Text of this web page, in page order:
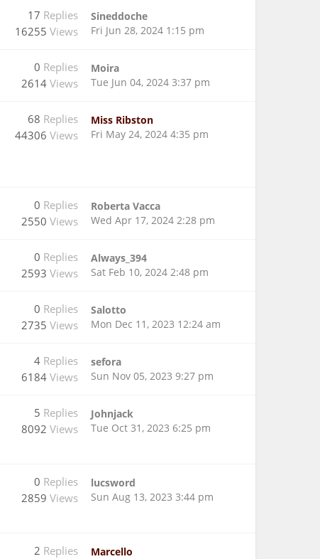
17 Replies
16255 Views
Sineddoche
Fri Jun 28, 2024 1:15 pm
0 Replies
2614 Views
Moira
Tue Jun 04, 2024 3:37 pm
68 Replies
44306 Views
Miss Ribston
Fri May 24, 2024 4:35 pm
0 Replies
2550 Views
Roberta Vacca
Wed Apr 17, 2024 2:28 pm
0 Replies
2593 Views
Always_394
Sat Feb 10, 2024 2:48 pm
0 Replies
2735 Views
Salotto
Mon Dec 11, 2023 12:24 am
4 Replies
6184 Views
sefora
Sun Nov 05, 2023 9:27 pm
5 Replies
8092 Views
Johnjack
Tue Oct 31, 2023 6:25 pm
0 Replies
2859 Views
lucsword
Sun Aug 13, 2023 3:44 pm
2 Replies Marcello